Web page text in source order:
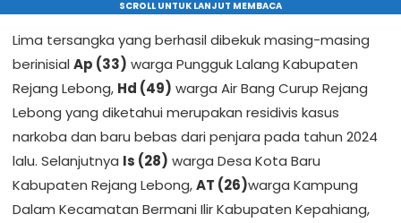
SCROLL UNTUK LANJUT MEMBACA
Lima tersangka yang berhasil dibekuk masing-masing
berinisial Ap (33) warga Pungguk Lalang Kabupaten
Rejang Lebong, Hd (49) warga Air Bang Curup Rejang
Lebong yang diketahui merupakan residivis kasus
narkoba dan baru bebas dari penjara pada tahun 2024
lalu. Selanjutnya Is (28) warga Desa Kota Baru
Kabupaten Rejang Lebong,AT (26)warga Kampung
Dalam Kecamatan Bermani Ilir Kabupaten Kepahiang,